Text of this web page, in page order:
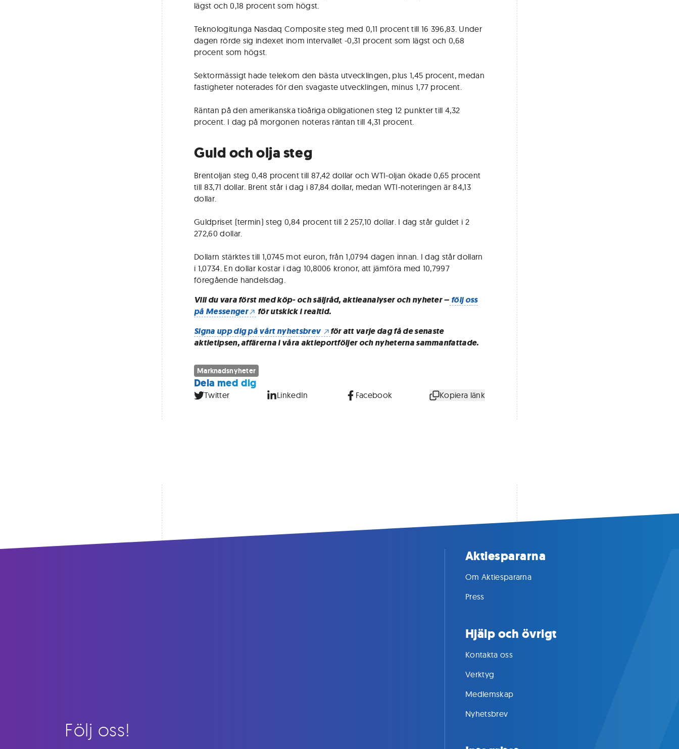
lägst och 0,18 procent som högst.
Teknologitunga Nasdaq Composite steg med 0,11 procent till 16 396,83. Under
dagen rörde sig indexet inom intervallet -0,31 procent som lägst och 0,68
procent som högst.
Sektormässigt hade telekom den bästa utvecklingen, plus 1,45 procent, medan
fastigheter noterades för den svagaste utvecklingen, minus 1,77 procent.
Räntan på den amerikanska tioåriga obligationen steg 12 punkter till 4,32
procent. I dag på morgonen noteras räntan till 4,31 procent.
Guld och olja steg
Brentoljan steg 0,48 procent till 87,42 dollar och WTI-oljan ökade 0,65 procent
till 83,71 dollar. Brent står i dag i 87,84 dollar, medan WTI-noteringen är 84,13
dollar.
Guldpriset (termin) steg 0,84 procent till 2 257,10 dollar. I dag står guldet i 2
272,60 dollar.
Dollarn stärktes till 1,0745 mot euron, från 1,0794 dagen innan. I dag står dollarn
i 1,0734. En dollar kostar i dag 10,8006 kronor, att jämföra med 10,7997
föregående handelsdag.
Vill du vara först med köp- och säljråd, aktieanalyser och nyheter – följ oss
på Messenger
för utskick i realtid.
Signa upp dig på vårt nyhetsbrev
för att varje dag få de senaste
aktietipsen, affärerna i våra aktieportföljer och nyheterna sammanfattade.
Marknadsnyheter
Dela med dig
Twitter LinkedIn Facebook Kopiera länk
Följ oss!
Aktiespararna
Om Aktiespararna
Press
Hjälp och övrigt
Kontakta oss
Verktyg
Medlemskap
Nyhetsbrev